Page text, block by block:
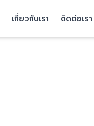
เกี่ยวกับเรา ติดต่อเรา